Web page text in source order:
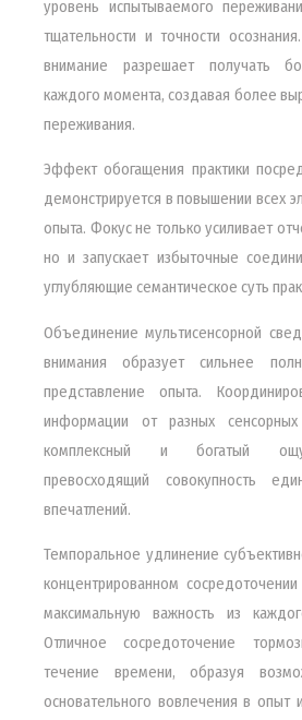
уровень испытываемого
тщательности и точности
внимание разрешает получать
каждого момента, создавая более
переживания.
Эффект обогащения практики
демонстрируется в повышении всех
опыта. Фокус не только усиливает
но и запускает избыточные
углубляющие семантическое суть
Объединение мультисенсорной
внимания образует сильнее
представление опыта.
информации от разных
комплексный и богатый
превосходящий совокупность
впечатлений.
Темпоральное удлинение
концентрированном
максимальную важность из
Отличное сосредоточение
течение времени, образуя
основательного вовлечения в опыт